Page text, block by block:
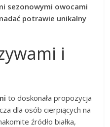
sezonowymi owocami
potrawie unikalny
i
to doskonała propozycja
dla osób cierpiących na
źródło białka,